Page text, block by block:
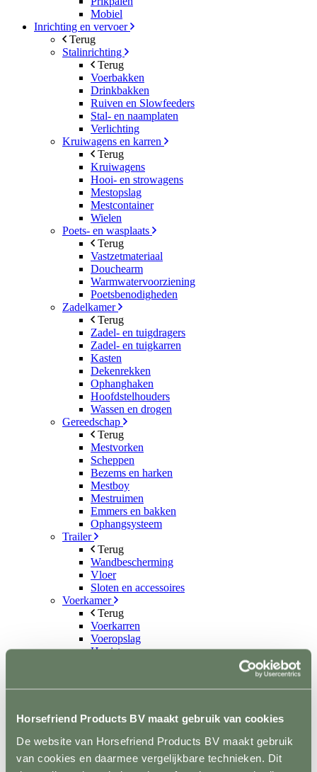
Horsefriend Products BV maakt gebruik van cookies
De website van Horsefriend Products BV maakt gebruik
van cookies en daarmee vergelijkbare technieken. Dit
Mobiel
Inrichting en vervoer
Terug
Stalinrichting
Terug
Voerbakken
Drinkbakken
Ruiven en Slowfeeders
Stal- en naamplaten
Verlichting
Kruiwagens en karren
Terug
Kruiwagens
Hooi- en strowagens
Mestopslag
Mestcontainer
Wielen
Poets- en wasplaats
Terug
Vastzetmateriaal
Douchearm
Warmwatervoorziening
Poetsbenodigheden
Zadelkamer
Terug
Zadel- en tuigdragers
Zadel- en tuigkarren
Kasten
Dekenrekken
Ophanghaken
Hoofdstelhouders
Wassen en drogen
Gereedschap
Terug
Mestvorken
Scheppen
Bezems en harken
Mestboy
Mestruimen
Emmers en bakken
Ophangsysteem
Trailer
Terug
Wandbescherming
Vloer
Sloten en accessoires
Voerkamer
Terug
Voerkarren
Voeropslag
Hooistomers
Terug
Biologische bestrijding
Elektrische bestrijding
Weide en Paddock
Terug
Houten poorten